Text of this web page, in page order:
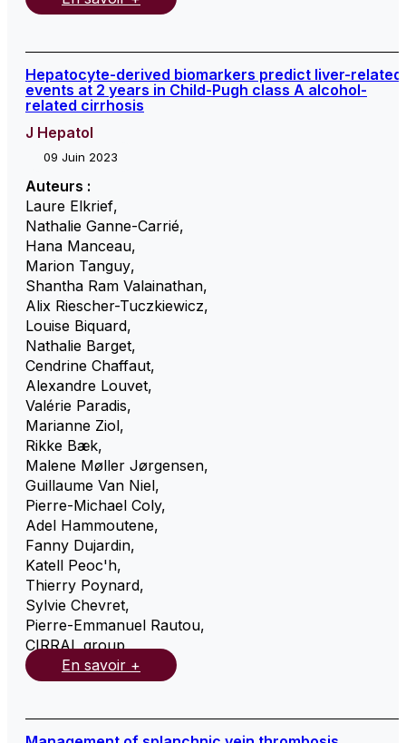
Hepatocyte-derived biomarkers predict liver-related
events at 2 years in Child-Pugh class A alcohol-
related cirrhosis
J Hepatol
09 Juin 2023
Auteurs :
Laure Elkrief,
Nathalie Ganne-Carrié,
Hana Manceau,
Marion Tanguy,
Shantha Ram Valainathan,
Alix Riescher-Tuczkiewicz,
Louise Biquard,
Nathalie Barget,
Cendrine Chaffaut,
Alexandre Louvet,
Valérie Paradis,
Marianne Ziol,
Rikke Bæk,
Malene Møller Jørgensen,
Guillaume Van Niel,
Pierre-Michael Coly,
Adel Hammoutene,
Fanny Dujardin,
Katell Peoc'h,
Thierry Poynard,
Sylvie Chevret,
Pierre-Emmanuel Rautou,
CIRRAL group,
En savoir +